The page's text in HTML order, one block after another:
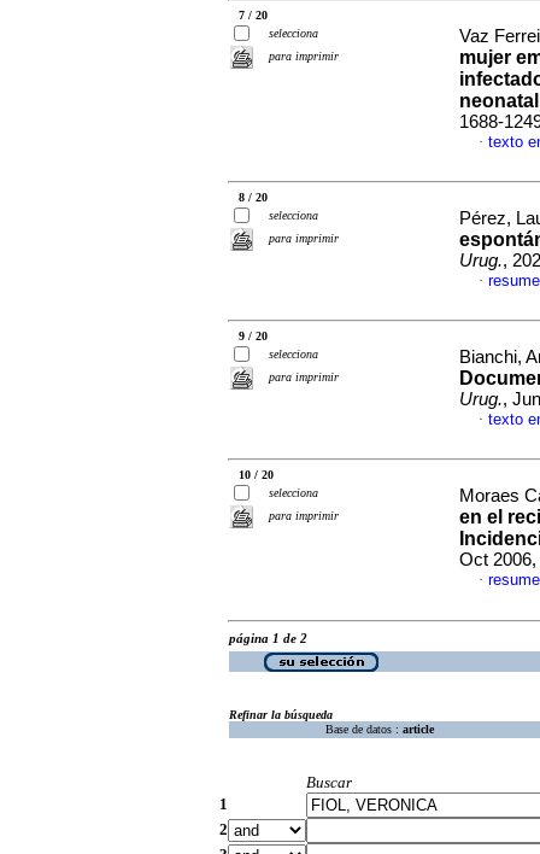
7 / 20
selecciona
para imprimir
Vaz
mujer
neonatal
1688-
· texto
8 / 20
selecciona
para imprimir
Pérez,
Urug.,
·
9 / 20
selecciona
para imprimir
Bianchi,
Urug.,
· texto
10 / 20
selecciona
para imprimir
Moraes
en el
Oct 2006,
·
página 1 de 2
Refinar la búsqueda
Base de datos : article
Buscar
1
2